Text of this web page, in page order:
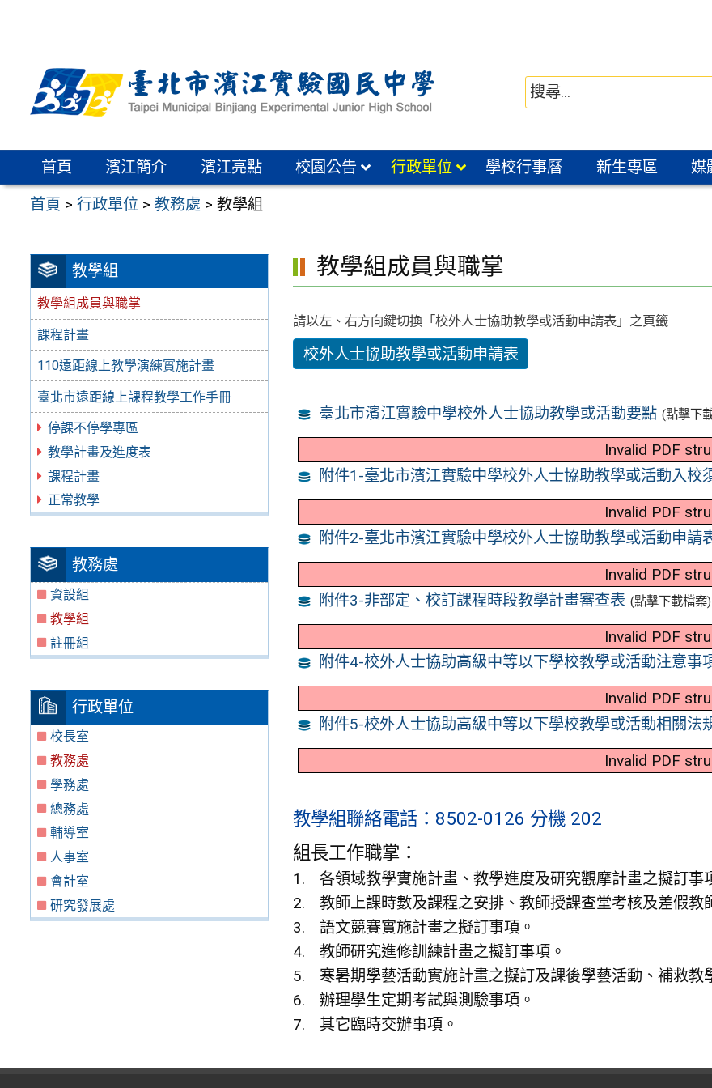
區
首頁 濱江簡介 濱江亮點 校園公告 行政單位 學校行事曆 新生專區 媒
首頁 >行政單位 >教務處 >教學組
教學組
教學組成員與職掌
課程計畫
110遠距線上教學演練實施計畫
臺北市遠距線上課程教學工作手冊
停課不停學專區
教學計畫及進度表
課程計畫
正常教學
教務處
資設組
教學組
註冊組
行政單位
校長室
教務處
學務處
總務處
輔導室
人事室
會計室
研究發展處
教學組成員與職掌
請以左、右方向鍵切換「校外人士協助教學或活動申請表」之頁籤
校外人士協助教學或活動申請表
臺北市濱江實驗中學校外人士協助教學或活動要點 (點擊下
Invalid PDF
附件1-臺北市濱江實驗中學校外人士協助教學或活動入校
Invalid PDF
附件2-臺北市濱江實驗中學校外人士協助教學或活動申請
Invalid PDF
附件3-非部定、校訂課程時段教學計畫審查表 (點擊下載檔案)
Invalid PDF
附件4-校外人士協助高級中等以下學校教學或活動注意事
Invalid PDF
附件5-校外人士協助高級中等以下學校教學或活動相關法
Invalid PDF
教學組聯絡電話：8502-0126 分機 202
組長工作職掌：
各領域教學實施計畫、教學進度及研究觀摩計畫之擬訂事
教師上課時數及課程之安排、教師授課查堂考核及差假教
語文競賽實施計畫之擬訂事項。
教師研究進修訓練計畫之擬訂事項。
寒暑期學藝活動實施計畫之擬訂及課後學藝活動、補救教
辦理學生定期考試與測驗事項。
其它臨時交辦事項。